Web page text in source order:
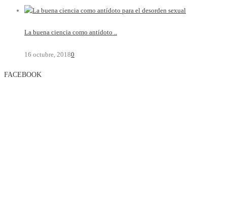
La buena ciencia como antídoto ..
16 octubre, 20180
FACEBOOK